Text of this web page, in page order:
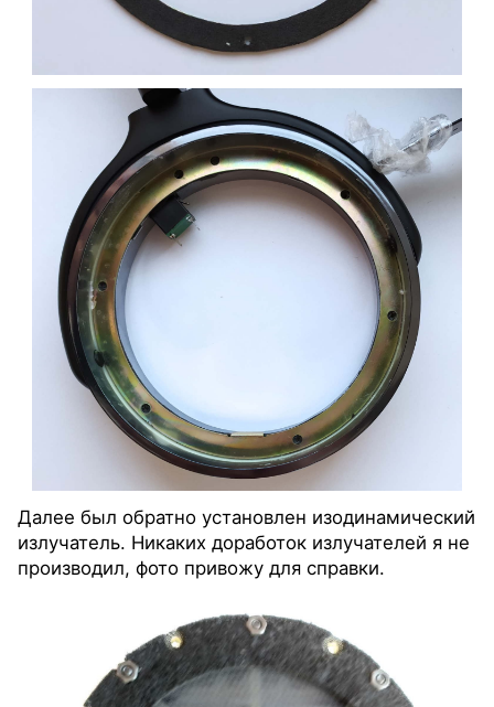
Далее был обратно установлен изодинамический
излучатель. Никаких доработок излучателей я не
производил, фото привожу для справки.